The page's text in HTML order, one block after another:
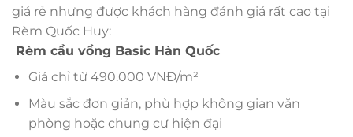
giá rẻ nhưng được khách hàng đánh giá rất cao tại
Rèm Quốc Huy:
Rèm cầu vồng Basic Hàn Quốc
Giá chỉ từ 490.000 VNĐ/m²
Màu sắc đơn giản, phù hợp không gian văn
phòng hoặc chung cư hiện đại